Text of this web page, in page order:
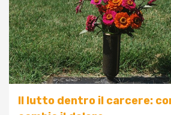
Il lutto dentro il carcere: